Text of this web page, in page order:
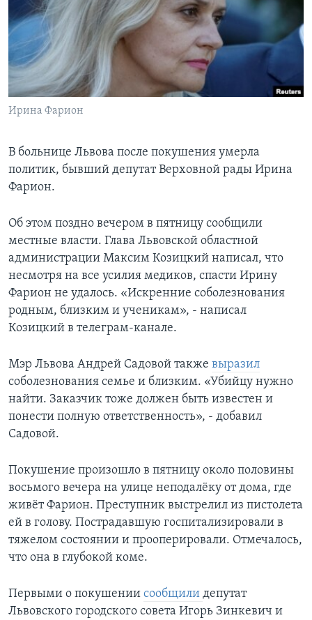
Learning English
СОЦИАЛЬНЫЕ СЕТИ
Ирина Фарион
В больнице Львова после покушения умерла
политик, бывший депутат Верховной рады Ирина
Фарион.
Об этом поздно вечером в пятницу сообщили
местные власти. Глава Львовской областной
администрации Максим Козицкий написал, что
несмотря на все усилия медиков, спасти Ирину
Фарион не удалось. «Искренние соболезнования
родным, близким и ученикам», - написал
Козицкий в телеграм-канале.
Мэр Львова Андрей Садовой также выразил
соболезнования семье и близким. «Убийцу нужно
найти. Заказчик тоже должен быть известен и
понести полную ответственность», - добавил
Садовой.
Покушение произошло в пятницу около половины
восьмого вечера на улице неподалёку от дома, где
живёт Фарион. Преступник выстрелил из пистолета
ей в голову. Пострадавшую госпитализировали в
тяжелом состоянии и прооперировали. Отмечалось,
что она в глубокой коме.
Первыми о покушении сообщили депутат
Львовского городского совета Игорь Зинкевич и